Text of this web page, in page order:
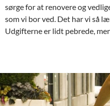
sørge for at renovere og
som vi bor ved. Det har vi så
Udgifterne er lidt pebrede,